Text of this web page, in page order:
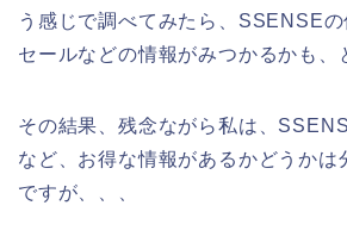
う感じで調べてみたら、SSENSE
セールなどの情報がみつかるかも、
その結果、残念ながら私は、
など、お得な情報があるかどうかは
ですが、、、